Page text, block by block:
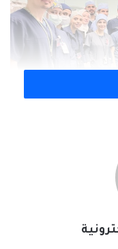
العام على مركز الملك
الطبي والجراحي التابع
الحرمين الشريفين الملك